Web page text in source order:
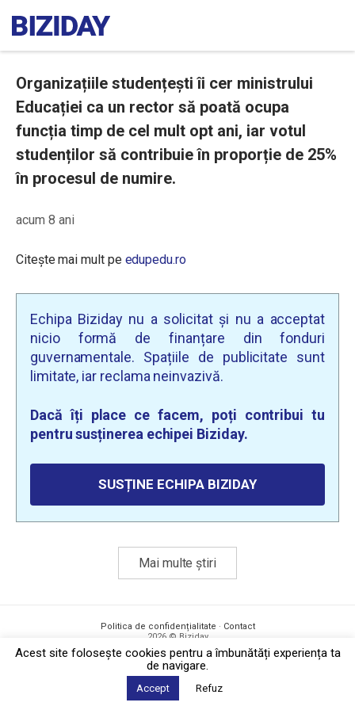
Organizațiile studențești îi cer ministrului
Educației ca un rector să poată ocupa
funcția timp de cel mult opt ani, iar votul
studenților să contribuie în proporție de 25%
în procesul de numire.
acum 8 ani
Citește mai mult pe edupedu.ro
Echipa Biziday nu a solicitat și nu a acceptat
nicio formă de finanțare din fonduri
guvernamentale. Spațiile de publicitate sunt
limitate, iar reclama neinvazivă.
Dacă îți place ce facem, poți contribui tu
pentru susținerea echipei Biziday.
SUSȚINE ECHIPA BIZIDAY
Mai multe știri
Politica de confidențialitate · Contact
2026 © Biziday
Acest site foloseşte cookies pentru a îmbunătăți experiența ta
de navigare.
Accept Refuz